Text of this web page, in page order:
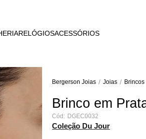
DEEP BLUE
WILD SPIRIT
MOTHER
FLARE
RELÓGIOSACESSÓRIOS
Bergerson Joias Joias Brincos
Brinco em
Cód: DGEC0032
Coleção Du Jour